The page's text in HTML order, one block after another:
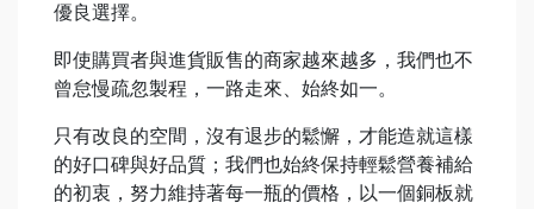
優良選擇。
即使購買者與進貨販售的商家越來越多，我們也不
曾怠慢疏忽製程，一路走來、始終如一。
只有改良的空間，沒有退步的鬆懈，才能造就這樣
的好口碑與好品質；我們也始終保持輕鬆營養補給
的初衷，努力維持著每一瓶的價格，以一個銅板就